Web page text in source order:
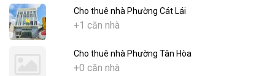
Cho thuê nhà Phường Cát Lái
+1 căn nhà
Cho thuê nhà Phường Tân Hòa
+0 căn nhà